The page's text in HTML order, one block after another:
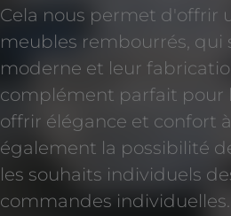
Cela nous permet d'offrir
meubles rembourrés, qui
moderne et leur
complément parfait pour
offrir élégance et confort
également la possibilité
les souhaits individuels
commandes individuelles.